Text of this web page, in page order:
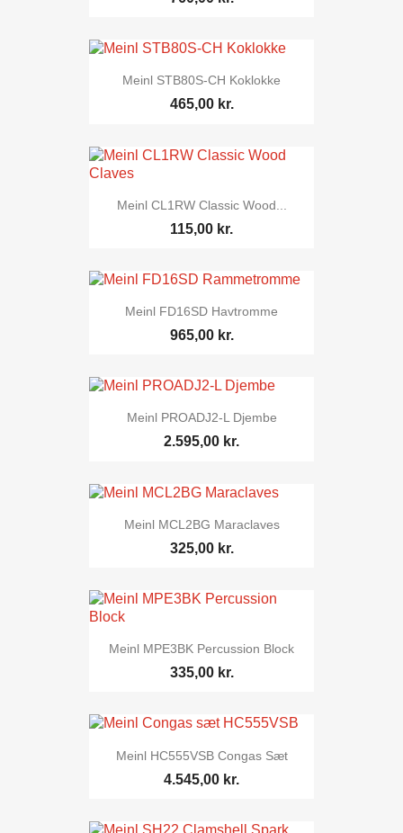
Meinl STB80S-CH Koklokke
465,00 kr.
Meinl CL1RW Classic Wood...
115,00 kr.
Meinl FD16SD Havtromme
965,00 kr.
Meinl PROADJ2-L Djembe
2.595,00 kr.
Meinl MCL2BG Maraclaves
325,00 kr.
Meinl MPE3BK Percussion Block
335,00 kr.
Meinl HC555VSB Congas Sæt
4.545,00 kr.